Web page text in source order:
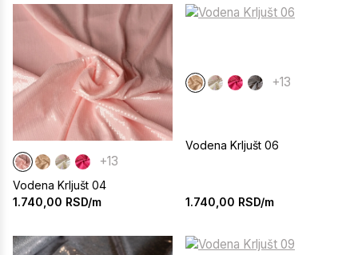
+13
Vodena Krljušt 04
1.740,00 RSD/m
+13
Vodena Krljušt 06
1.740,00 RSD/m